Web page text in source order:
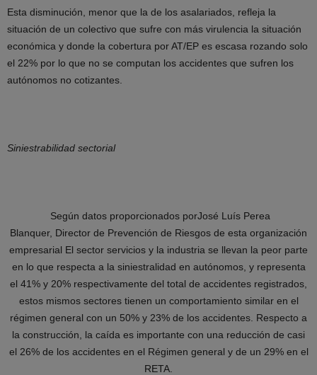
Esta disminución, menor que la de los asalariados, refleja la
situación de un colectivo que sufre con más virulencia la situación
económica y donde la cobertura por AT/EP es escasa rozando solo
el 22% por lo que no se computan los accidentes que sufren los
autónomos no cotizantes.
Siniestrabilidad sectorial
Según datos proporcionados porJosé Luís Perea
Blanquer, Director de Prevención de Riesgos de esta organización
empresarial El sector servicios y la industria se llevan la peor parte
en lo que respecta a la siniestralidad en autónomos, y representa
el 41% y 20% respectivamente del total de accidentes registrados,
estos mismos sectores tienen un comportamiento similar en el
régimen general con un 50% y 23% de los accidentes. Respecto a
la construcción, la caída es importante con una reducción de casi
el 26% de los accidentes en el Régimen general y de un 29% en el
RETA.